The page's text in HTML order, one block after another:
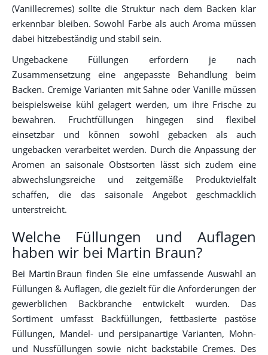
(Vanillecremes) sollte die Struktur nach dem Backen klar
erkennbar bleiben. Sowohl Farbe als auch Aroma müssen
dabei hitzebeständig und stabil sein.
Ungebackene Füllungen erfordern je nach
Zusammensetzung eine angepasste Behandlung beim
Backen. Cremige Varianten mit Sahne oder Vanille müssen
beispielsweise kühl gelagert werden, um ihre Frische zu
bewahren. Fruchtfüllungen hingegen sind flexibel
einsetzbar und können sowohl gebacken als auch
ungebacken verarbeitet werden. Durch die Anpassung der
Aromen an saisonale Obstsorten lässt sich zudem eine
abwechslungsreiche und zeitgemäße Produktvielfalt
schaffen, die das saisonale Angebot geschmacklich
unterstreicht.
Welche Füllungen und Auflagen
haben wir bei Martin Braun?
Bei Martin Braun finden Sie eine umfassende Auswahl an
Füllungen & Auflagen, die gezielt für die Anforderungen der
gewerblichen Backbranche entwickelt wurden. Das
Sortiment umfasst Backfüllungen, fettbasierte pastöse
Füllungen, Mandel- und persipanartige Varianten, Mohn-
und Nussfüllungen sowie nicht backstabile Cremes. Des